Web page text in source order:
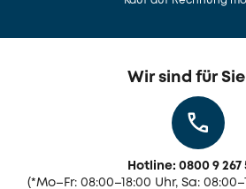
Wir sind für
Hotline: 0800 9 267
(*Mo–Fr: 08:00–18:00 Uhr, Sa: